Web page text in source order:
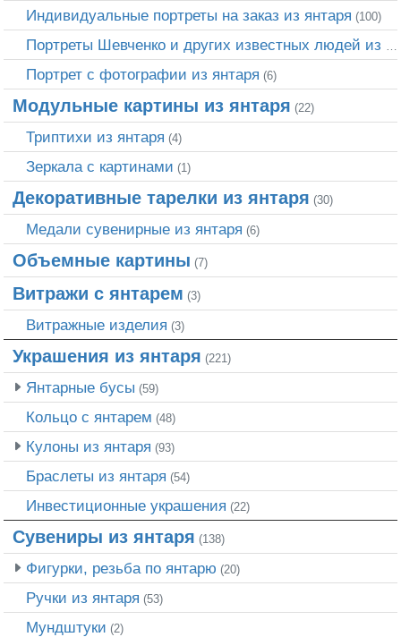
Индивидуальные портреты на заказ из янтаря (100)
Портрет c фотографии из янтаря (6)
Модульные картины из янтаря (22)
Триптихи из янтаря (4)
Зеркала с картинами (1)
Декоративные тарелки из янтаря (30)
Медали сувенирные из янтаря (6)
Объемные картины (7)
Витражи с янтарем (3)
Витражные изделия (3)
Украшения из янтаря (221)
Янтарные бусы (59)
Кольцо с янтарем (48)
Кулоны из янтаря (93)
Браслеты из янтаря (54)
Инвестиционные украшения (22)
Сувениры из янтаря (138)
Фигурки, резьба по янтарю (20)
Ручки из янтаря (53)
Мундштуки (2)